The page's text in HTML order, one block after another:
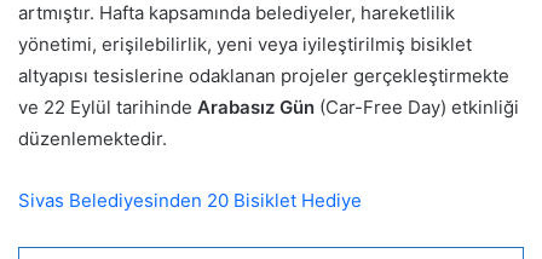
artmıştır. Hafta kapsamında belediyeler, hareketlilik
yönetimi, erişilebilirlik, yeni veya iyileştirilmiş bisiklet
altyapısı tesislerine odaklanan projeler gerçekleştirmekte
ve 22 Eylül tarihinde Arabasız Gün (Car-Free Day) etkinliği
düzenlemektedir.
Sivas Belediyesinden 20 Bisiklet Hediye